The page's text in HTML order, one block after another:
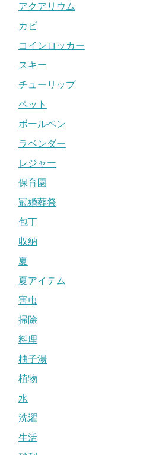
アクアリウム
カビ
コインロッカー
スキー
チューリップ
ペット
ボールペン
ラベンダー
レジャー
保育園
冠婚葬祭
包丁
収納
夏
夏アイテム
害虫
掃除
料理
柚子湯
植物
水
洗濯
生活